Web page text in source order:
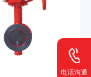
电话沟通